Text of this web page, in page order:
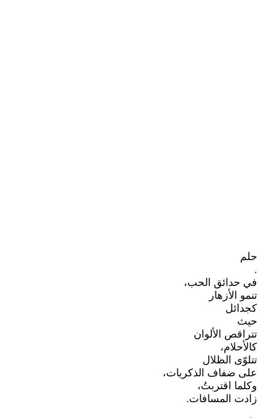
حلم
.
في حدائق الحب،
تنمو الأزهار
كجدائل
حيث
تتراقص الألوان
كالأحلام،
تتلوّى الظلال
على ضفاف الذكريات،
وكلما اقتربتُ،
زادت المسافات.